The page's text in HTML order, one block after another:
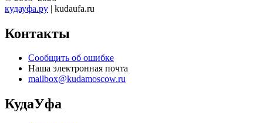
кудауфа.ру | kudaufa.ru
Контакты
Сообщить об ошибке
Наша электронная почта
mailbox@kudamoscow.ru
КудаУфа